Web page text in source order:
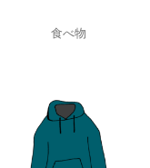
食べ物